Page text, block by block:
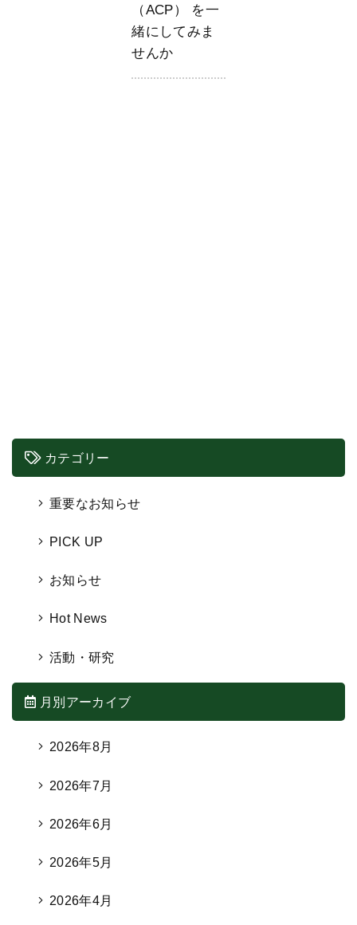
（ACP） を一
緒にしてみま
せんか
カテゴリー
重要なお知らせ
PICK UP
お知らせ
Hot News
活動・研究
月別アーカイブ
2026年8月
2026年7月
2026年6月
2026年5月
2026年4月